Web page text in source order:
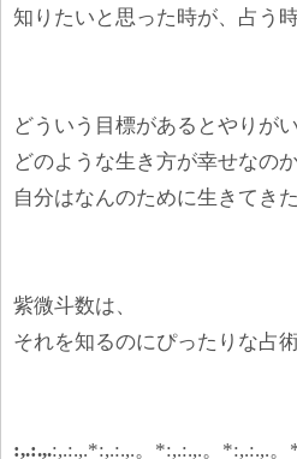
知りたいと思った時が、占う時
どういう目標があるとやりが
どのような生き方が幸せなの
自分はなんのために生きてきた
紫微斗数は、
それを知るのにぴったりな占術
:,.:.,.:,.:.,.*:,.:.,.。 *:,.:.,.。 *:,.:.,.。